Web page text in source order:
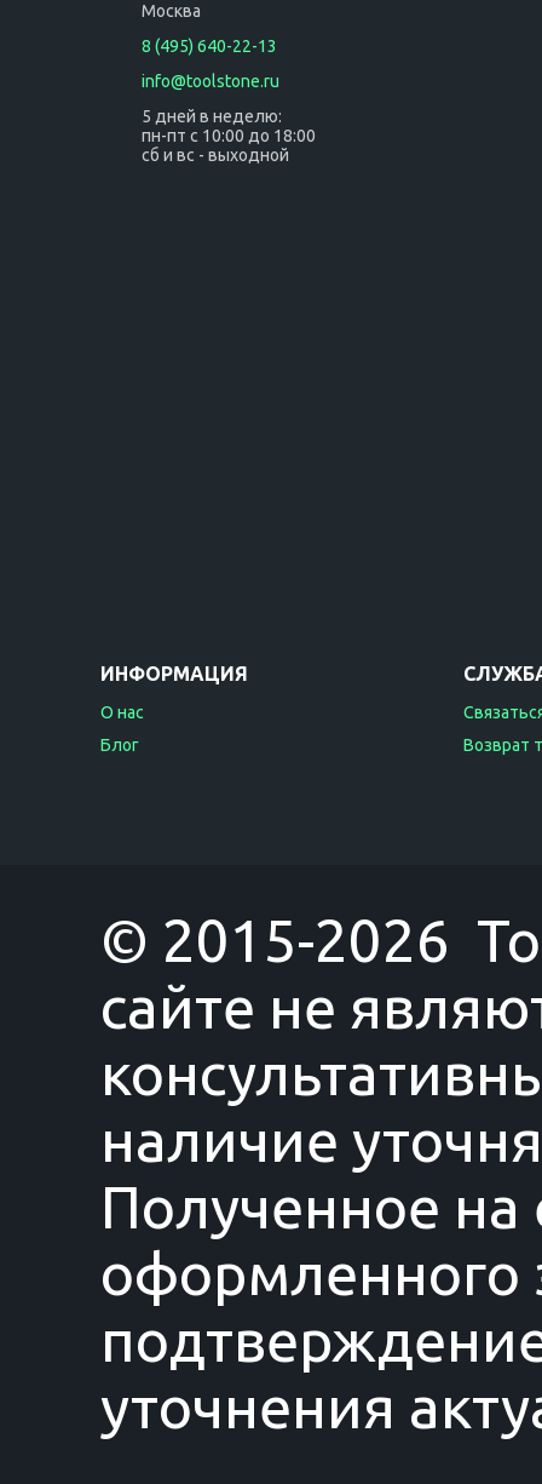
Москва
8 (495) 640-22-13
info@toolstone.ru
5 дней в неделю:
пн-пт с 10:00 до 18:00
сб и вс - выходной
ИНФОРМАЦИЯ
О нас
Блог
Возврат
© 2015-2026
сайте не
наличие
Полученное на
оформленного
уточнения